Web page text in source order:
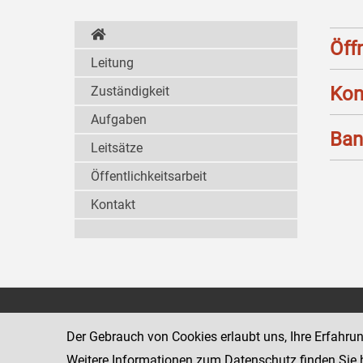
Leitung
Zuständigkeit
Aufgaben
Leitsätze
Öffentlichkeitsarbeit
Kontakt
www.justiz.gv.at/stak
Der Gebrauch von Cookies erlaubt uns, Ihre